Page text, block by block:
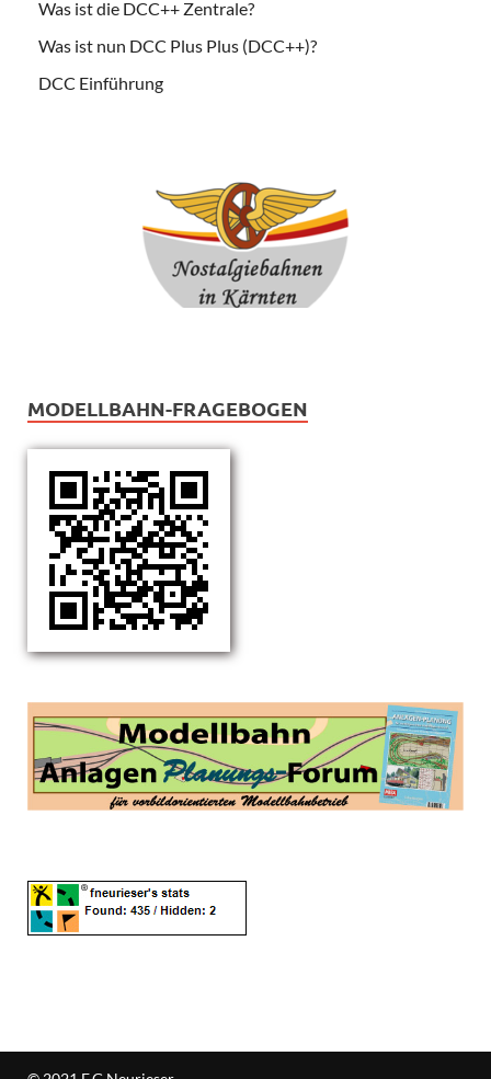
Was ist die DCC++ Zentrale?
Was ist nun DCC Plus Plus (DCC++)?
DCC Einführung
MODELLBAHN-FRAGEBOGEN